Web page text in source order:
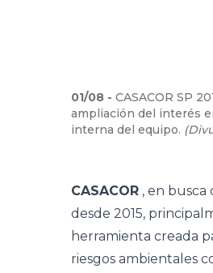
01/08 - CASACOR SP
ampliación del interés
interna del equipo. (
CASACOR , en busca
desde 2015,
herramienta creada
riesgos ambientales